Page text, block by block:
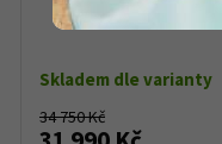
Skladem dle varianty
34 750 Kč